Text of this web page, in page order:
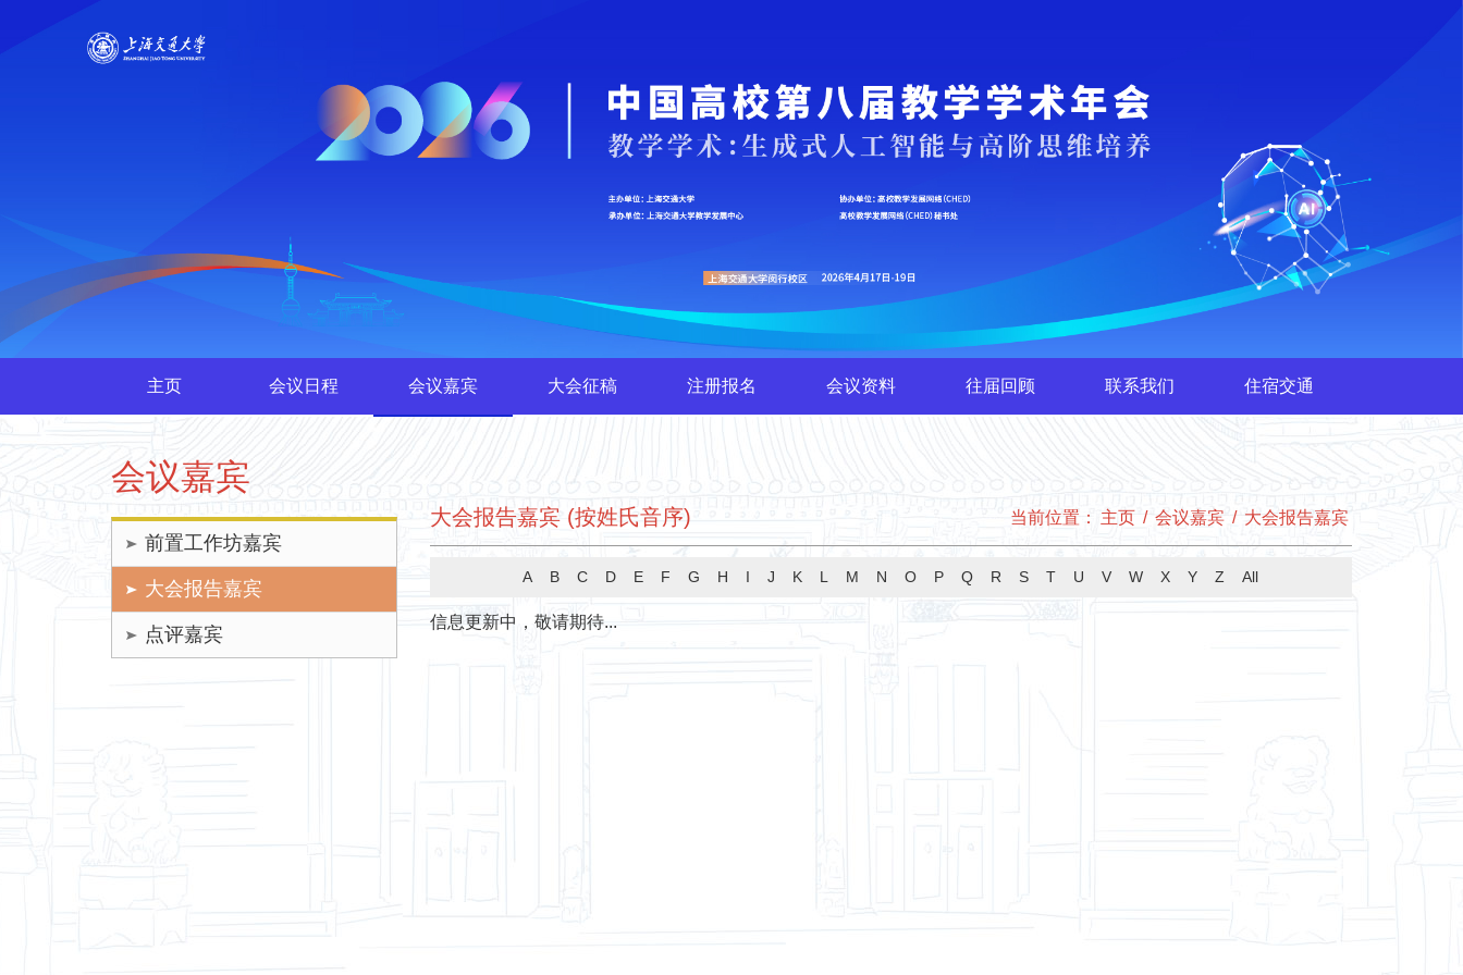
主页 会议日程 会议嘉宾 大会征稿 注册报名 会议资料 往届回顾 联系我们 住宿交通
会议嘉宾
前置工作坊嘉宾
大会报告嘉宾
点评嘉宾
大会报告嘉宾 (按姓氏音序) 当前位置： 主页 / 会议嘉宾 / 大会报告嘉宾
A B C D E F G H I J K L M N O P Q R S T U V W X Y Z All
信息更新中，敬请期待...